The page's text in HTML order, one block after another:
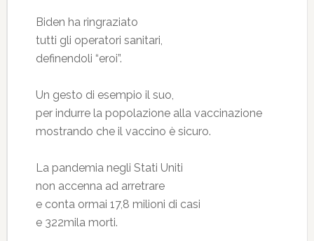
Biden ha ringraziato
tutti gli operatori sanitari,
definendoli “eroi”.
Un gesto di esempio il suo,
per indurre la popolazione alla vaccinazione
mostrando che il vaccino è sicuro.
La pandemia negli Stati Uniti
non accenna ad arretrare
e conta ormai 17,8 milioni di casi
e 322mila morti.